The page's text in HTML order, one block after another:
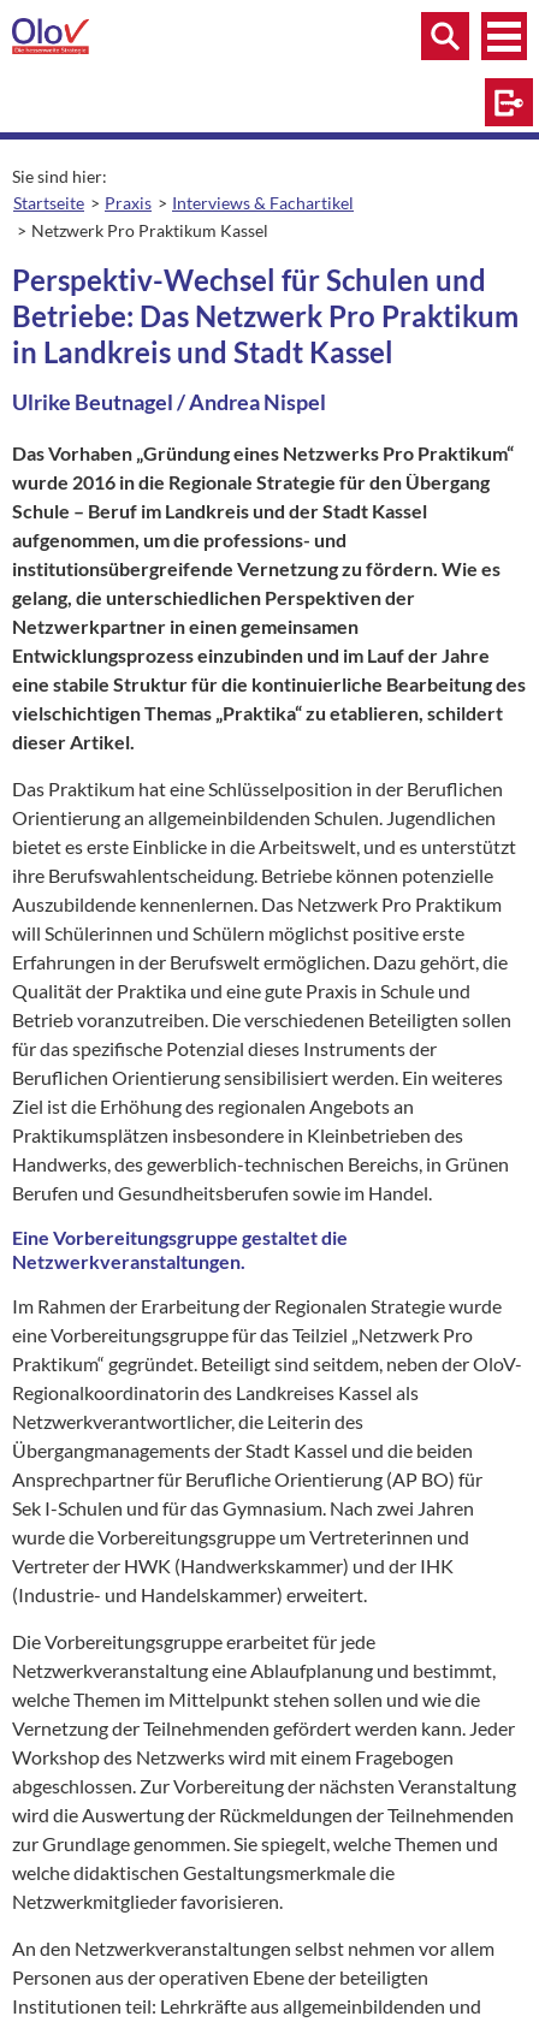
Zum Inhalt springen
Menü
Menü
Suche
Sie sind hier:
Startseite
Praxis
Interviews & Fachartikel
aktuelle Seite:
Netzwerk Pro Praktikum Kassel
Perspektiv-Wechsel für Schulen und
Betriebe: Das Netzwerk Pro Praktikum
in Landkreis und Stadt Kassel
Ulrike Beutnagel / Andrea Nispel
Das Vorhaben „Gründung eines Netzwerks Pro Praktikum“
wurde 2016 in die Regionale Strategie für den Übergang
Schule – Beruf im Landkreis und der Stadt Kassel
aufgenommen, um die professions- und
institutionsübergreifende Vernetzung zu fördern. Wie es
gelang, die unterschiedlichen Perspektiven der
Netzwerkpartner in einen gemeinsamen
Entwicklungsprozess einzubinden und im Lauf der Jahre
eine stabile Struktur für die kontinuierliche Bearbeitung des
vielschichtigen Themas „Praktika“ zu etablieren, schildert
dieser Artikel.
Das Praktikum hat eine Schlüsselposition in der Beruflichen
Orientierung an allgemeinbildenden Schulen. Jugendlichen
bietet es erste Einblicke in die Arbeitswelt, und es unterstützt
ihre Berufswahlentscheidung. Betriebe können potenzielle
Auszubildende kennenlernen. Das Netzwerk Pro Praktikum
will Schülerinnen und Schülern möglichst positive erste
Erfahrungen in der Berufswelt ermöglichen. Dazu gehört, die
Qualität der Praktika und eine gute Praxis in Schule und
Betrieb voranzutreiben. Die verschiedenen Beteiligten sollen
für das spezifische Potenzial dieses Instruments der
Beruflichen Orientierung sensibilisiert werden. Ein weiteres
Ziel ist die Erhöhung des regionalen Angebots an
Praktikumsplätzen insbesondere in Kleinbetrieben des
Handwerks, des gewerblich-technischen Bereichs, in Grünen
Berufen und Gesundheitsberufen sowie im Handel.
Eine Vorbereitungsgruppe gestaltet die
Netzwerkveranstaltungen.
Im Rahmen der Erarbeitung der Regionalen Strategie wurde
eine Vorbereitungsgruppe für das Teilziel „Netzwerk Pro
Praktikum“ gegründet. Beteiligt sind seitdem, neben der OloV-
Regionalkoordinatorin des Landkreises Kassel als
Netzwerkverantwortlicher, die Leiterin des
Übergangmanagements der Stadt Kassel und die beiden
Ansprechpartner für Berufliche Orientierung (AP BO) für
Sek I-Schulen und für das Gymnasium. Nach zwei Jahren
wurde die Vorbereitungsgruppe um Vertreterinnen und
Vertreter der HWK (Handwerkskammer) und der IHK
(Industrie- und Handelskammer) erweitert.
Die Vorbereitungsgruppe erarbeitet für jede
Netzwerkveranstaltung eine Ablaufplanung und bestimmt,
welche Themen im Mittelpunkt stehen sollen und wie die
Vernetzung der Teilnehmenden gefördert werden kann. Jeder
Workshop des Netzwerks wird mit einem Fragebogen
abgeschlossen. Zur Vorbereitung der nächsten Veranstaltung
wird die Auswertung der Rückmeldungen der Teilnehmenden
zur Grundlage genommen. Sie spiegelt, welche Themen und
welche didaktischen Gestaltungsmerkmale die
Netzwerkmitglieder favorisieren.
An den Netzwerkveranstaltungen selbst nehmen vor allem
Personen aus der operativen Ebene der beteiligten
Institutionen teil: Lehrkräfte aus allgemeinbildenden und